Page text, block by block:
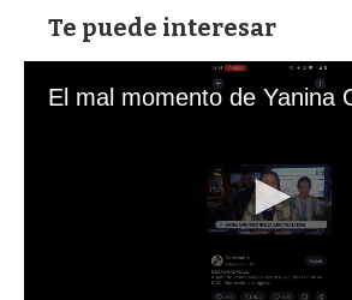
Te puede interesar